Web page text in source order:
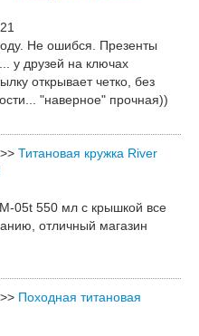
Не ошибся. Презенты
у друзей на ключах
открывает четко, без
"наверное" прочная))
Титановая кружка River
05t 550 мл c крышкой все
отличный магазин
Походная титановая